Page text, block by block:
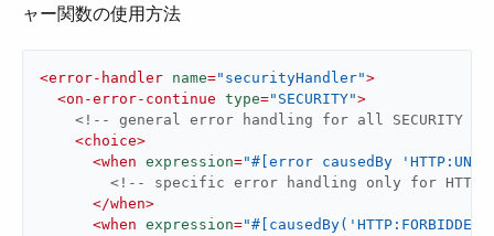
ャー関数の使用方法
<error-handler name="securityHandler">
<on-error-continue type="SECURITY">
<!-- general error handling for all SECURITY
<choice>
<when expression="#[error causedBy
<!-- specific error handling only for
</when>
<when expression=